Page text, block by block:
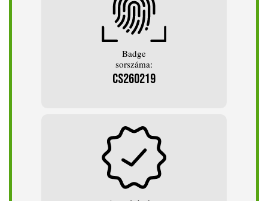
Badge
sorszáma:
CS260219